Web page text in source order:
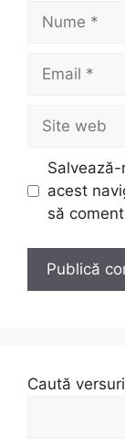
web
acest
să
Caută versuri